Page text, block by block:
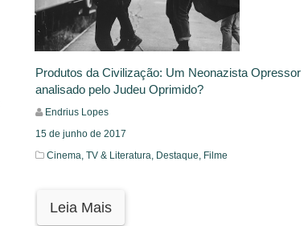
Produtos da Civilização: Um Neonazista Opressor
analisado pelo Judeu Oprimido?
Endrius Lopes
15 de junho de 2017
Cinema, TV & Literatura, Destaque, Filme
Leia Mais